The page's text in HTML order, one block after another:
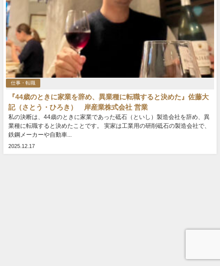
仕事・転職
『44歳のときに家業を辞め、異業種に転職すると決めた』佐藤大
記（さとう・ひろき） 岸産業株式会社 営業
私の決断は、44歳のときに家業であった砥石（といし）製造会社を辞め、異
業種に転職すると決めたことです。 実家は工業用の研削砥石の製造会社で、
鉄鋼メーカーや自動車...
2025.12.17